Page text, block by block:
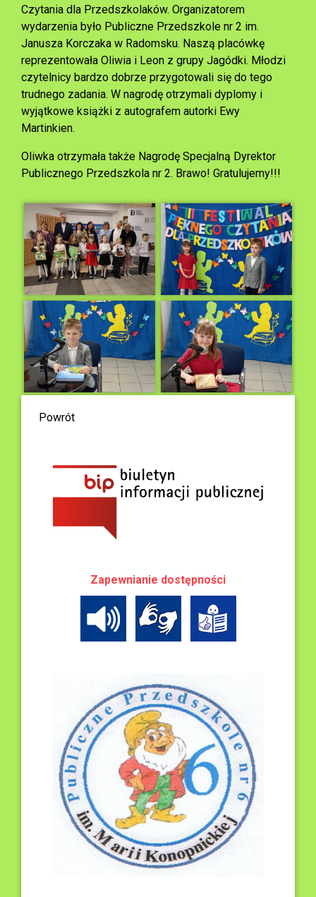
Czytania dla Przedszkolaków. Organizatorem
wydarzenia było Publiczne Przedszkole nr 2 im.
Janusza Korczaka w Radomsku. Naszą placówkę
reprezentowała Oliwia i Leon z grupy Jagódki. Młodzi
czytelnicy bardzo dobrze przygotowali się do tego
trudnego zadania. W nagrodę otrzymali dyplomy i
wyjątkowe książki z autografem autorki Ewy
Martinkien.
Oliwka otrzymała także Nagrodę Specjalną Dyrektor
Publicznego Przedszkola nr 2. Brawo! Gratulujemy!!!
Powrót
Zapewnianie dostępności